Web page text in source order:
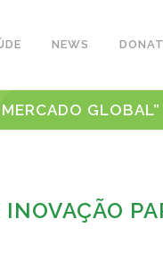
NEWS